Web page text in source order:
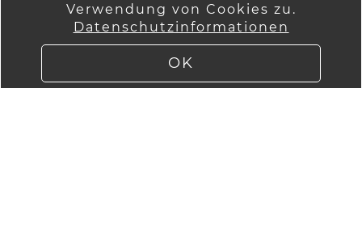
Verwendung von Cookies zu.
Datenschutzinformationen
OK
Anmelden
Versandinformatio
Lieferung
AGB
Kontakt